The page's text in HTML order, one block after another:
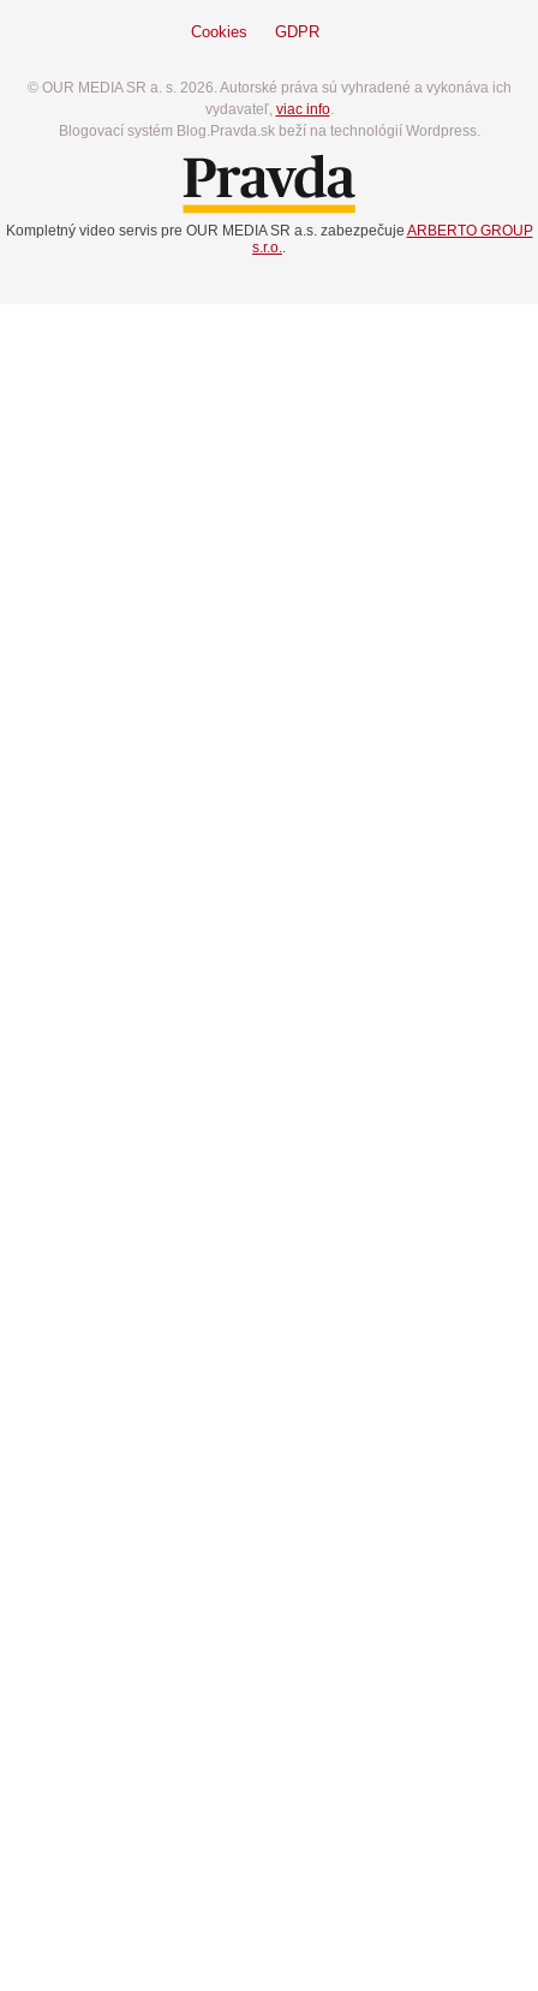
Cookies GDPR
© OUR MEDIA SR a. s. 2026. Autorské práva sú vyhradené a vykonáva ich
vydavateľ, viac info.
Blogovací systém Blog.Pravda.sk beží na technológií Wordpress.
Kompletný video servis pre OUR MEDIA SR a.s. zabezpečuje ARBERTO GROUP
s.r.o..